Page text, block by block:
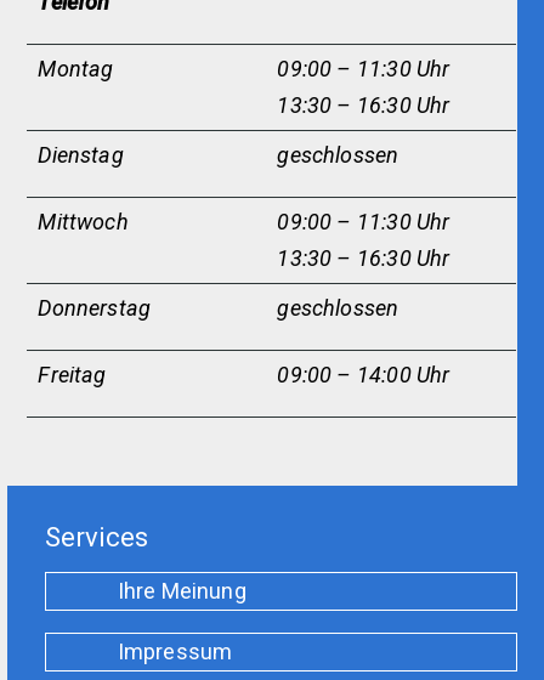
Montag
09:00 – 11:30 Uhr
13:30 – 16:30 Uhr
Dienstag
geschlossen
Mittwoch
09:00 – 11:30 Uhr
13:30 – 16:30 Uhr
Donnerstag
geschlossen
Freitag 09:00 – 14:00 Uhr
Services
Ihre Meinung
Impressum